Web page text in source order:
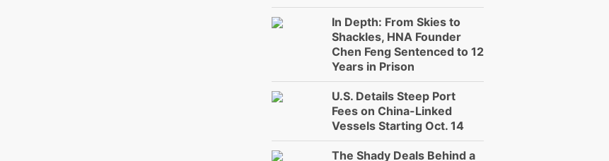
In Depth: From Skies to
Shackles, HNA Founder
Chen Feng Sentenced to 12
Years in Prison
U.S. Details Steep Port
Fees on China-Linked
Vessels Starting Oct. 14
The Shady Deals Behind a